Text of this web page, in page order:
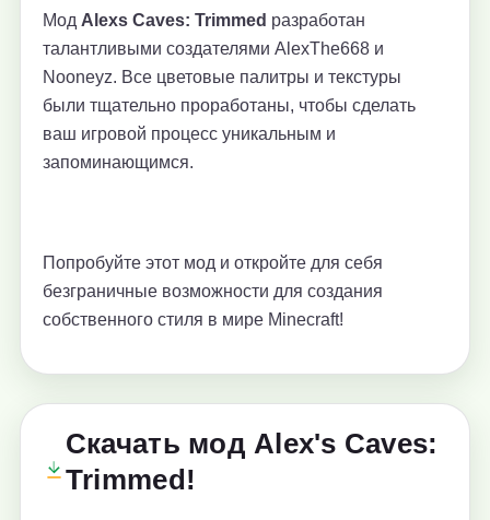
Мод Alexs Caves: Trimmed разработан
талантливыми создателями AlexThe668 и
Nooneyz. Все цветовые палитры и текстуры
были тщательно проработаны, чтобы сделать
ваш игровой процесс уникальным и
запоминающимся.
Попробуйте этот мод и откройте для себя
безграничные возможности для создания
собственного стиля в мире Minecraft!
Скачать мод Alex's Caves:
Trimmed!